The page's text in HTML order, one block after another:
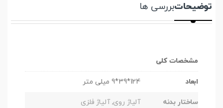
توضیحاتبررسی ها
مشخصات کلی
ابعاد 124*39*9 میلی متر
ساختار بدنه آلیاژ روی, آلیاژ فلزی